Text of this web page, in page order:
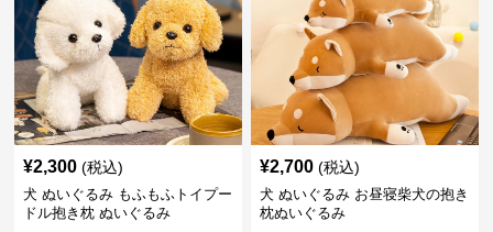
¥2,300 (税込)
犬 ぬいぐるみ もふもふトイプー
ドル抱き枕 ぬいぐるみ
¥2,700 (税込)
犬 ぬいぐるみ お昼寝柴犬の抱き
枕ぬいぐるみ